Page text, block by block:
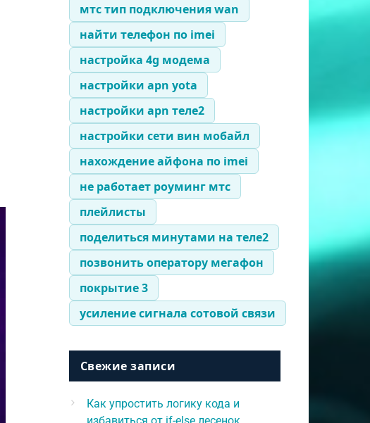
мтс тип подключения wan
найти телефон по imei
настройка 4g модема
настройки apn yota
настройки apn теле2
настройки сети вин мобайл
нахождение айфона по imei
не работает роуминг мтс
плейлисты
поделиться минутами на теле2
позвонить оператору мегафон
покрытие 3
усиление сигнала сотовой связи
Свежие записи
Как упростить логику кода и